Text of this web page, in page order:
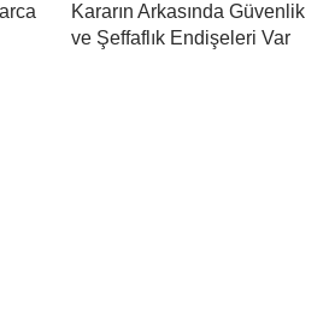
Kararın Arkasında Güvenlik
ve Şeffaflık Endişeleri Var